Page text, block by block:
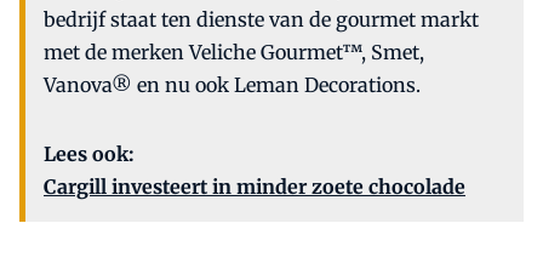
bedrijf staat ten dienste van de gourmet markt
met de merken Veliche Gourmet™, Smet,
Vanova® en nu ook Leman Decorations.
Lees ook:
Cargill investeert in minder zoete chocolade